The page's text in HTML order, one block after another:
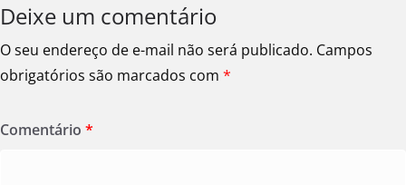
Deixe um comentário
O seu endereço de e-mail não será publicado. Campos
obrigatórios são marcados com *
Comentário *